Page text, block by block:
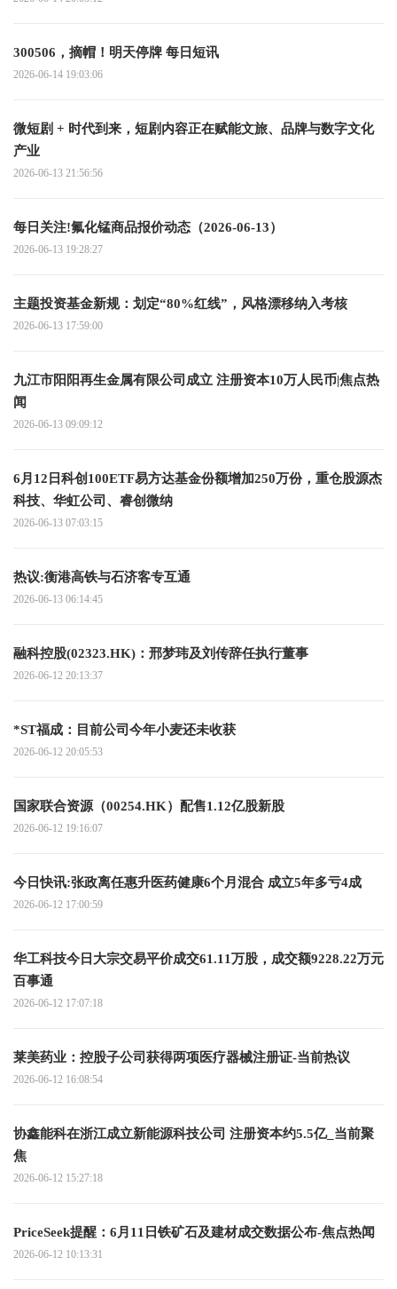
300506，摘帽！明天停牌 每日短讯
2026-06-14 19:03:06
微短剧 + 时代到来，短剧内容正在赋能文旅、品牌与数字文化
产业
2026-06-13 21:56:56
每日关注!氟化锰商品报价动态（2026-06-13）
2026-06-13 19:28:27
主题投资基金新规：划定“80%红线”，风格漂移纳入考核
2026-06-13 17:59:00
九江市阳阳再生金属有限公司成立 注册资本10万人民币|焦点热
闻
2026-06-13 09:09:12
6月12日科创100ETF易方达基金份额增加250万份，重仓股源杰
科技、华虹公司、睿创微纳
2026-06-13 07:03:15
热议:衡港高铁与石济客专互通
2026-06-13 06:14:45
融科控股(02323.HK)：邢梦玮及刘传辞任执行董事
2026-06-12 20:13:37
*ST福成：目前公司今年小麦还未收获
2026-06-12 20:05:53
国家联合资源（00254.HK）配售1.12亿股新股
2026-06-12 19:16:07
今日快讯:张政离任惠升医药健康6个月混合 成立5年多亏4成
2026-06-12 17:00:59
华工科技今日大宗交易平价成交61.11万股，成交额9228.22万元
百事通
2026-06-12 17:07:18
莱美药业：控股子公司获得两项医疗器械注册证-当前热议
2026-06-12 16:08:54
协鑫能科在浙江成立新能源科技公司 注册资本约5.5亿_当前聚
焦
2026-06-12 15:27:18
PriceSeek提醒：6月11日铁矿石及建材成交数据公布-焦点热闻
2026-06-12 10:13:31